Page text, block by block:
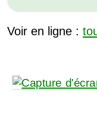
Voir en ligne :